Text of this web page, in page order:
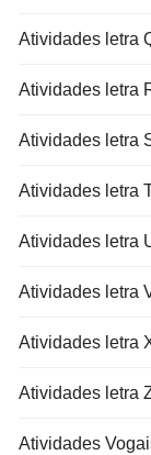
Atividades letra
Atividades letra
Atividades letra
Atividades letra
Atividades letra
Atividades letra
Atividades letra
Atividades letra
Atividades